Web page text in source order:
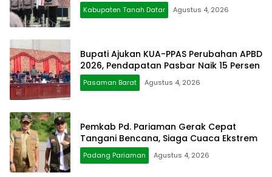
Kabupaten Tanah Datar Agustus 4, 2026
Bupati Ajukan KUA-PPAS Perubahan APBD
2026, Pendapatan Pasbar Naik 15 Persen
Pasaman Barat Agustus 4, 2026
Pemkab Pd. Pariaman Gerak Cepat
Tangani Bencana, Siaga Cuaca Ekstrem
Padang Pariaman Agustus 4, 2026